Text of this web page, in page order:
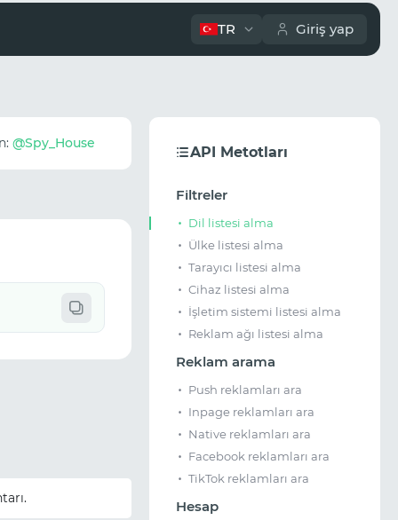
TR Giriş yap
@Spy_House
API Metotları
Filtreler
Dil listesi alma
Ülke listesi alma
Tarayıcı listesi alma
Cihaz listesi alma
İşletim sistemi listesi alma
Reklam ağı listesi alma
Reklam arama
Push reklamları ara
Inpage reklamları ara
Native reklamları ara
Facebook reklamları ara
TikTok reklamları ara
Hesap